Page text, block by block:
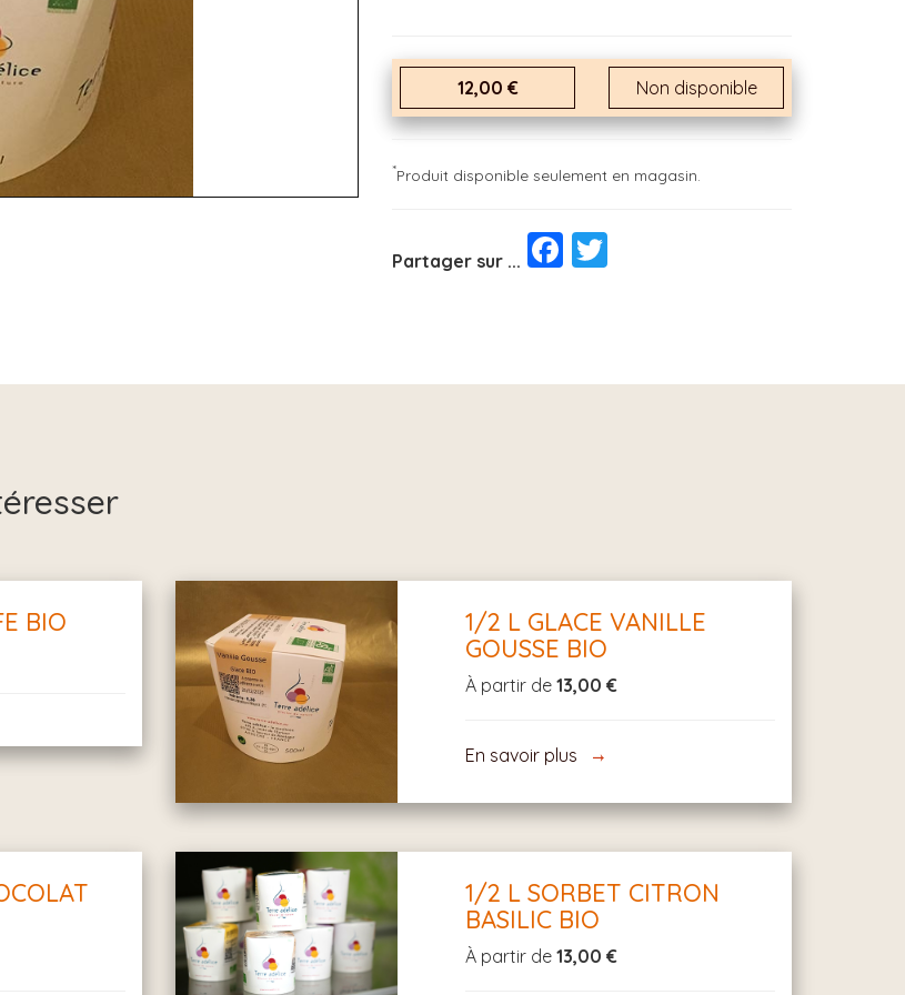
12,00 € Non disponible
*Produit disponible seulement en magasin.
Partager sur ...
Facebook
BIO
1/2 L GLACE VANILLE
GOUSSE BIO
À partir de13,00 €
En savoir plus
1/2 L SORBET CITRON
BASILIC BIO
À partir de13,00 €